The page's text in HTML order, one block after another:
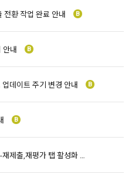
전환 작업 완료 안내 B
안내 B
데이트 주기 변경 안내 B
B